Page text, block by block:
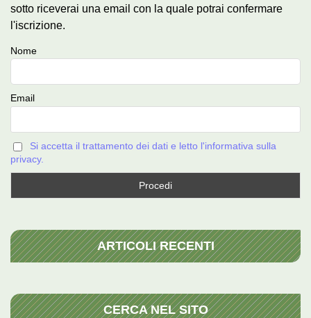
sotto riceverai una email con la quale potrai confermare
l'iscrizione.
Nome
Email
Si accetta il trattamento dei dati e letto l'informativa sulla
privacy.
ARTICOLI RECENTI
CERCA NEL SITO